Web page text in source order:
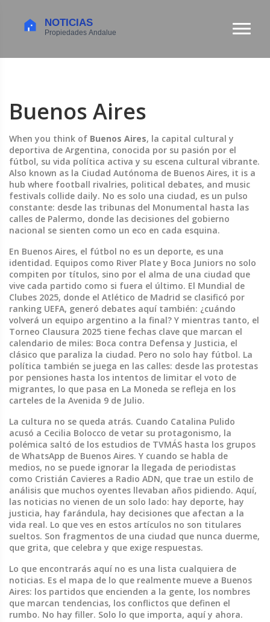
Buenos Aires
When you think of Buenos Aires, la capital cultural y
deportiva de Argentina, conocida por su pasión por el
fútbol, su vida política activa y su escena cultural vibrante.
Also known as la Ciudad Autónoma de Buenos Aires, it is a
hub where football rivalries, political debates, and music
festivals collide daily. No es solo una ciudad, es un pulso
constante: desde las tribunas del Monumental hasta las
calles de Palermo, donde las decisiones del gobierno
nacional se sienten como un eco en cada esquina.
En Buenos Aires, el fútbol no es un deporte, es una
identidad. Equipos como River Plate y Boca Juniors no solo
compiten por títulos, sino por el alma de una ciudad que
vive cada partido como si fuera el último. El Mundial de
Clubes 2025, donde el Atlético de Madrid se clasificó por
ranking UEFA, generó debates aquí también: ¿cuándo
volverá un equipo argentino a la final? Y mientras tanto, el
Torneo Clausura 2025 tiene fechas clave que marcan el
calendario de miles: Boca contra Defensa y Justicia, el
clásico que paraliza la ciudad. Pero no solo hay fútbol. La
política también se juega en las calles: desde las protestas
por pensiones hasta los intentos de limitar el voto de
migrantes, lo que pasa en La Moneda se refleja en los
carteles de la Avenida 9 de Julio.
La cultura no se queda atrás. Cuando Catalina Pulido
acusó a Cecilia Bolocco de vetar su protagonismo, la
polémica saltó de los estudios de TVMÁS hasta los grupos
de WhatsApp de Buenos Aires. Y cuando se habla de
medios, no se puede ignorar la llegada de periodistas
como Cristián Cavieres a Radio ADN, que trae un estilo de
análisis que muchos oyentes llevaban años pidiendo. Aquí,
las noticias no vienen de un solo lado: hay deporte, hay
justicia, hay farándula, hay decisiones que afectan a la
vida real. Lo que ves en estos artículos no son titulares
sueltos. Son fragmentos de una ciudad que nunca duerme,
que grita, que celebra y que exige respuestas.
Lo que encontrarás aquí no es una lista cualquiera de
noticias. Es el mapa de lo que realmente mueve a Buenos
Aires: los partidos que encienden a la gente, los nombres
que marcan tendencias, los conflictos que definen el
rumbo. No hay filler. Solo lo que importa, aquí y ahora.